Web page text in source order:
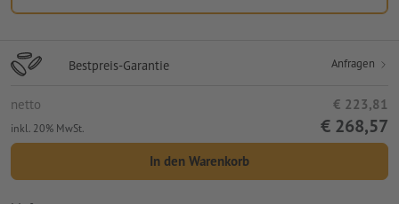
Bestpreis-Garantie Anfragen
netto € 223,81
inkl. 20% MwSt. € 268,57
In den Warenkorb